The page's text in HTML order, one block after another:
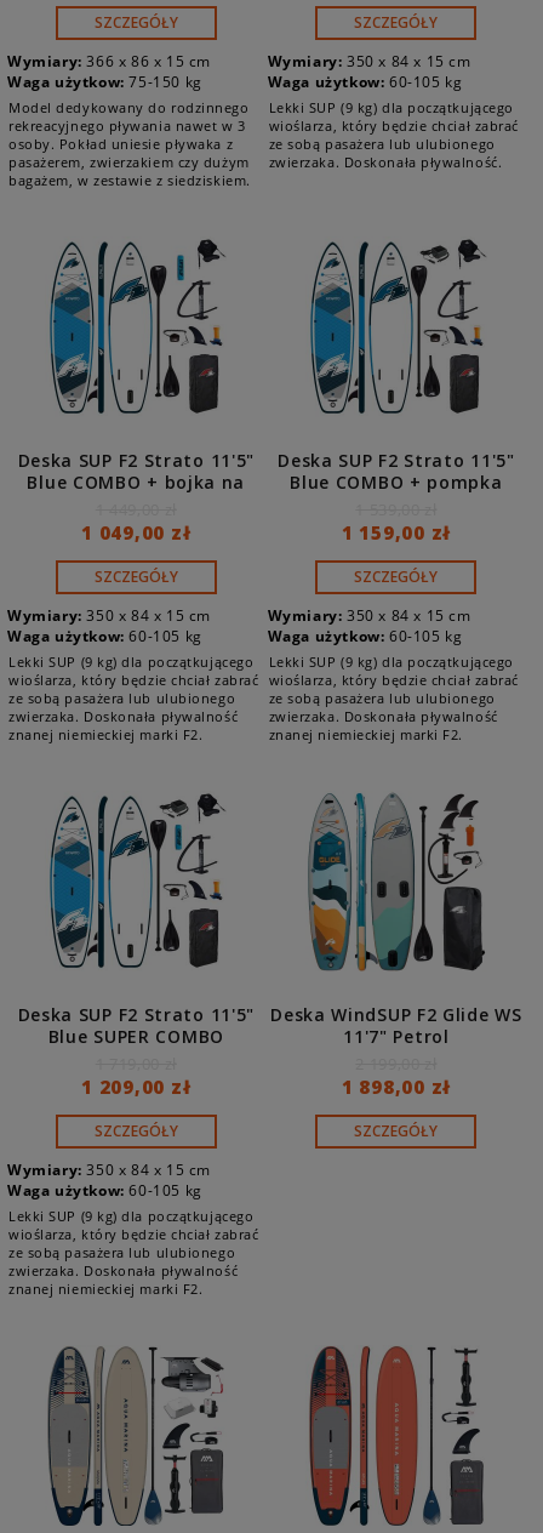
SZCZEGÓŁY
Wymiary: 366 x 86 x 15 cm
Waga użytkow: 75-150 kg
Model dedykowany do rodzinnego
rekreacyjnego pływania nawet w 3
osoby. Pokład uniesie pływaka z
pasażerem, zwierzakiem czy dużym
bagażem, w zestawie z siedziskiem.
SZCZEGÓŁY
Wymiary: 350 x 84 x 15 cm
Waga użytkow: 60-105 kg
Lekki SUP (9 kg) dla początkującego
wioślarza, który będzie chciał zabrać
ze sobą pasażera lub ulubionego
zwierzaka. Doskonała pływalność.
Deska SUP F2 Strato 11'5"
Blue COMBO + bojka na
1 049,00 zł
SZCZEGÓŁY
Wymiary: 350 x 84 x 15 cm
Waga użytkow: 60-105 kg
Lekki SUP (9 kg) dla początkującego
wioślarza, który będzie chciał zabrać
ze sobą pasażera lub ulubionego
zwierzaka. Doskonała pływalność
znanej niemieckiej marki F2.
Deska SUP F2 Strato 11'5"
Blue COMBO + pompka
1 159,00 zł
SZCZEGÓŁY
Wymiary: 350 x 84 x 15 cm
Waga użytkow: 60-105 kg
Lekki SUP (9 kg) dla początkującego
wioślarza, który będzie chciał zabrać
ze sobą pasażera lub ulubionego
zwierzaka. Doskonała pływalność
znanej niemieckiej marki F2.
Deska SUP F2 Strato 11'5"
Blue SUPER COMBO
1 209,00 zł
SZCZEGÓŁY
Wymiary: 350 x 84 x 15 cm
Waga użytkow: 60-105 kg
Lekki SUP (9 kg) dla początkującego
wioślarza, który będzie chciał zabrać
ze sobą pasażera lub ulubionego
zwierzaka. Doskonała pływalność
znanej niemieckiej marki F2.
Deska WindSUP F2 Glide WS
11'7" Petrol
1 898,00 zł
SZCZEGÓŁY